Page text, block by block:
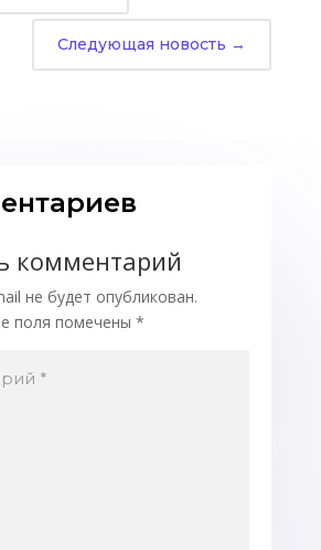
Следующая новость →
комментарий
не будет опубликован.
поля помечены *